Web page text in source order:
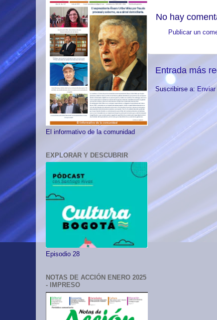
No hay
Publicar un
Entrada más
Suscribirse a:
El informativo de la comunidad
EXPLORAR Y DESCUBRIR
Episodio 28
NOTAS DE ACCIÓN ENERO 2025
- IMPRESO